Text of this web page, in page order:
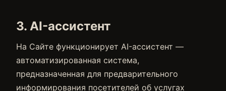
3. AI-ассистент
На Сайте функционирует AI-ассистент —
автоматизированная система,
предназначенная для предварительного
информирования посетителей об услугах